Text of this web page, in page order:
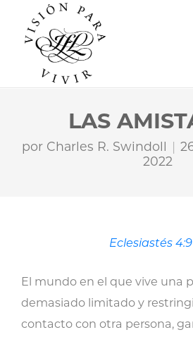
LAS
por Charles R. Swindoll
2022
Eclesiastés
El mundo en el que vive una
demasiado limitado y
contacto con otra persona,